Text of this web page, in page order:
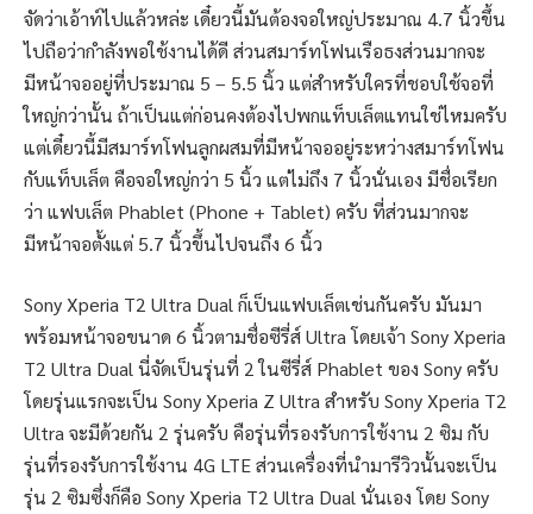
จัดว่าเอ้าท์ไปแล้วหล่ะ เดี๋ยวนี้มันต้องจอใหญ่ประมาณ 4.7 นิ้วขึ้น
ไปถือว่ากำลังพอใช้งานได้ดี ส่วนสมาร์ทโฟนเรือธงส่วนมากจะ
มีหน้าจออยู่ที่ประมาณ 5 – 5.5 นิ้ว แต่สำหรับใครที่ชอบใช้จอที่
ใหญ่กว่านั้น ถ้าเป็นแต่ก่อนคงต้องไปพกแท็บเล็ตแทนใช่ไหมครับ
แต่เดี๋ยวนี้มีสมาร์ทโฟนลูกผสมที่มีหน้าจออยู่ระหว่างสมาร์ทโฟน
กับแท็บเล็ต คือจอใหญ่กว่า 5 นิ้ว แต่ไม่ถึง 7 นิ้วนั่นเอง มีชื่อเรียก
ว่า แฟบเล็ต Phablet (Phone + Tablet) ครับ ที่ส่วนมากจะ
มีหน้าจอตั้งแต่ 5.7 นิ้วขึ้นไปจนถึง 6 นิ้ว
Sony Xperia T2 Ultra Dual ก็เป็นแฟบเล็ตเช่นกันครับ มันมา
พร้อมหน้าจอขนาด 6 นิ้วตามชื่อซีรี่ส์ Ultra โดยเจ้า Sony Xperia
T2 Ultra Dual นี่จัดเป็นรุ่นที่ 2 ในซีรี่ส์ Phablet ของ Sony ครับ
โดยรุ่นแรกจะเป็น Sony Xperia Z Ultra สำหรับ Sony Xperia T2
Ultra จะมีด้วยกัน 2 รุ่นครับ คือรุ่นที่รองรับการใช้งาน 2 ซิม กับ
รุ่นที่รองรับการใช้งาน 4G LTE ส่วนเครื่องที่นำมารีวิวนั้นจะเป็น
รุ่น 2 ซิมซึ่งก็คือ Sony Xperia T2 Ultra Dual นั่นเอง โดย Sony